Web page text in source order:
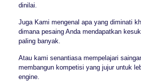
dinilai.
Juga Kami mengenal apa yang diminati
dimana pesaing Anda mendapatkan
paling banyak.
Atau kami senantiasa mempelajari
membangun kompetisi yang jujur untuk
engine.